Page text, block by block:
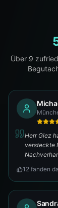
Über 9
Herr Giez
versteckte
12 fanden